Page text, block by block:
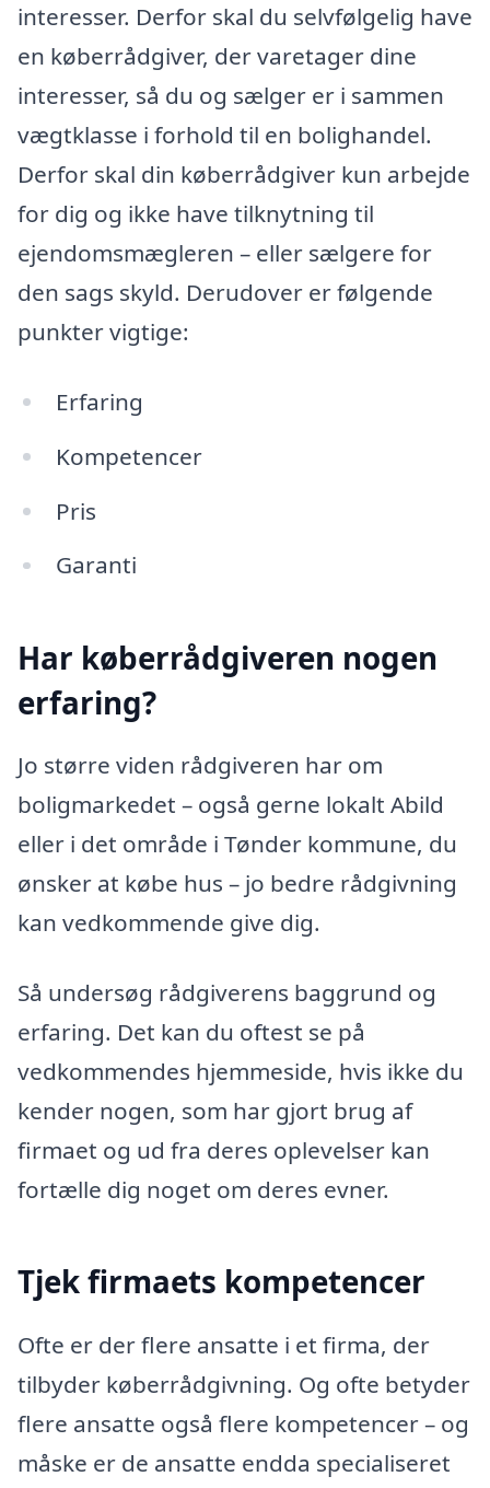
interesser. Derfor skal du selvfølgelig have
en køberrådgiver, der varetager dine
interesser, så du og sælger er i sammen
vægtklasse i forhold til en bolighandel.
Derfor skal din køberrådgiver kun arbejde
for dig og ikke have tilknytning til
ejendomsmægleren – eller sælgere for
den sags skyld. Derudover er følgende
punkter vigtige:
Erfaring
Kompetencer
Pris
Garanti
Har køberrådgiveren nogen
erfaring?
Jo større viden rådgiveren har om
boligmarkedet – også gerne lokalt Abild
eller i det område i Tønder kommune, du
ønsker at købe hus – jo bedre rådgivning
kan vedkommende give dig.
Så undersøg rådgiverens baggrund og
erfaring. Det kan du oftest se på
vedkommendes hjemmeside, hvis ikke du
kender nogen, som har gjort brug af
firmaet og ud fra deres oplevelser kan
fortælle dig noget om deres evner.
Tjek firmaets kompetencer
Ofte er der flere ansatte i et firma, der
tilbyder køberrådgivning. Og ofte betyder
flere ansatte også flere kompetencer – og
måske er de ansatte endda specialiseret